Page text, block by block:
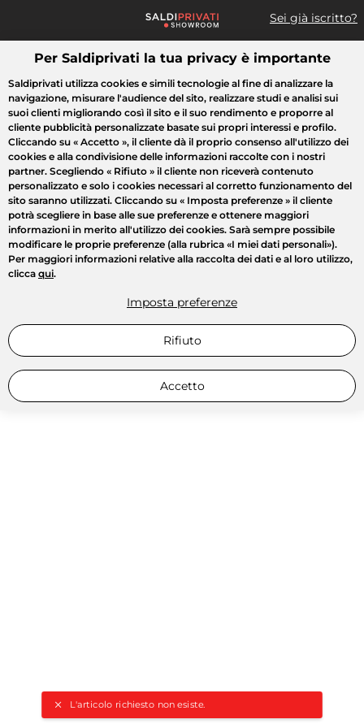
Sei già iscritto?
Cosa cerchi?
L'articolo richiesto non esiste.
Tutte le vendite Moda Casa Bellezza Elettrodomestici
Per Saldiprivati la tua privacy è importante
Saldiprivati utilizza cookies e simili tecnologie al fine di analizzare la
navigazione, misurare l'audience del sito, realizzare studi e analisi sui
suoi clienti migliorando così il sito e il suo rendimento e proporre al
cliente pubblicità personalizzate basate sui propri interessi e profilo.
Cliccando su « Accetto », il cliente dà il proprio consenso all'utilizzo dei
cookies e alla condivisione delle informazioni raccolte con i nostri
partner. Scegliendo « Rifiuto » il cliente non riceverà contenuto
personalizzato e solo i cookies necessari al corretto funzionamento del
sito saranno utilizzati. Cliccando su « Imposta preferenze » il cliente
potrà scegliere in base alle sue preferenze e ottenere maggiori
informazioni in merito all'utilizzo dei cookies. Sarà sempre possibile
modificare le proprie preferenze (alla rubrica «I miei dati personali»).
Per maggiori informazioni relative alla raccolta dei dati e al loro utilizzo,
clicca qui.
Imposta preferenze
Rifiuto
Accetto